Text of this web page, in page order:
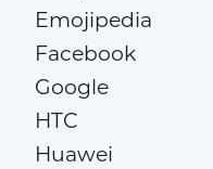
Emojipedia
Facebook
Google
HTC
Huawei